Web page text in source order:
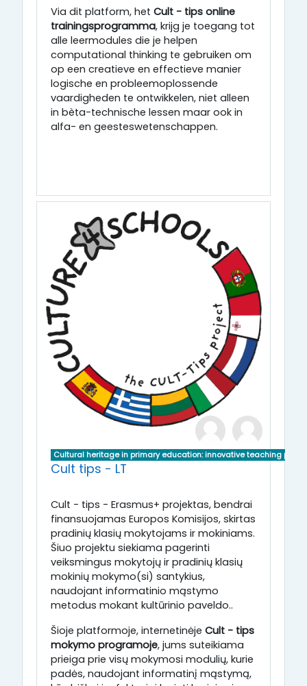
Via dit platform, het Cult - tips online
trainingsprogramma, krijg je toegang tot
alle leermodules die je helpen
computational thinking te gebruiken om
op een creatieve en effectieve manier
logische en probleemoplossende
vaardigheden te ontwikkelen, niet alleen
in bèta-technische lessen maar ook in
alfa- en geesteswetenschappen.
Cultural heritage in primary education: innovative teaching
Cult tips - LT
Cult - tips - Erasmus+ projektas, bendrai
finansuojamas Europos Komisijos, skirtas
pradinių klasių mokytojams ir mokiniams.
Šiuo projektu siekiama pagerinti
veiksmingus mokytojų ir pradinių klasių
mokinių mokymo(si) santykius,
naudojant informatinio mąstymo
metodus mokant kultūrinio paveldo..
Šioje platformoje, internetinėje Cult - tips
mokymo programoje, jums suteikiama
prieiga prie visų mokymosi modulių, kurie
padės, naudojant informatinį mąstymą,